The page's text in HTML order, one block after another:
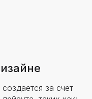
за счет